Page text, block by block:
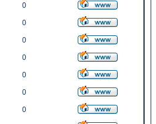
0
0
0
0
0
0
0